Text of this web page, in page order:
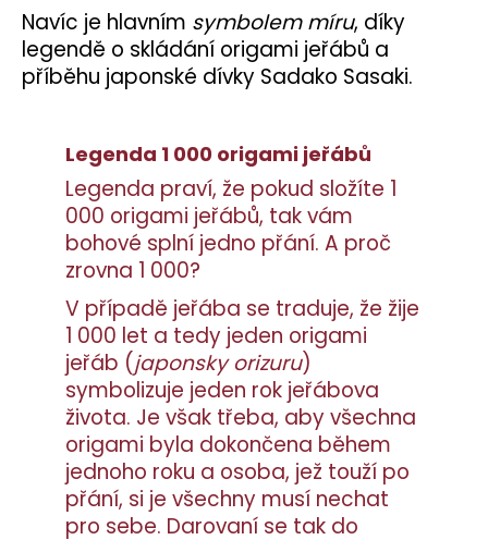
Navíc je hlavním symbolem míru, díky
legendě o skládání origami jeřábů a
příběhu japonské dívky Sadako Sasaki.
Legenda 1 000 origami jeřábů
Legenda praví, že pokud složíte 1
000 origami jeřábů, tak vám
bohové splní jedno přání. A proč
zrovna 1 000?
V případě jeřába se traduje, že žije
1 000 let a tedy jeden origami
jeřáb (japonsky orizuru)
symbolizuje jeden rok jeřábova
života. Je však třeba, aby všechna
origami byla dokončena během
jednoho roku a osoba, jež touží po
přání, si je všechny musí nechat
pro sebe. Darovaní se tak do